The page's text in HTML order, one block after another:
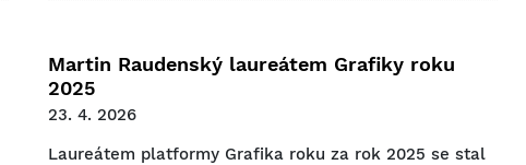
Martin Raudenský laureátem Grafiky roku
2025
23. 4. 2026
Laureátem platformy Grafika roku za rok 2025 se stal